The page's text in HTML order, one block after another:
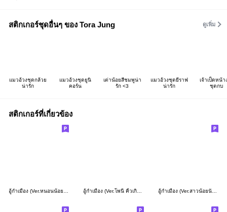
สติกเกอร์ชุดอื่นๆ ของ Tora Jung ดูเพิ่ม
แมวอ้วงชุดกล้วย
น่ารัก
แมวอ้วงชุดยูนิ
คอร์น
เต่าน้อยสีชมพูน่า
รัก <3
แมวอ้วงชุดยีราฟ
น่ารัก
เจ้าเป็ดหน้า
ชุดกบ
สติกเกอร์ที่เกี่ยวข้อง
อู้กำเมือง (Ver.หนอนน้อย จอมซน) อู้กำเมือง (Ver.โพนี่ คิ้วเกิร์ล) อู้กำเมือง (Ver.สาวน้อยนักสืบ)